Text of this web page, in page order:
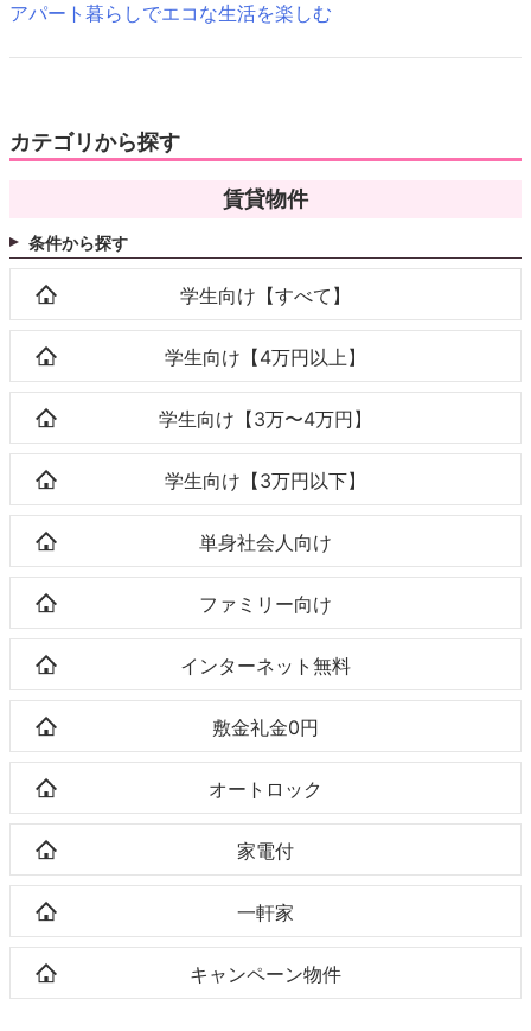
アパート暮らしでエコな生活を楽しむ
カテゴリから探す
賃貸物件
条件から探す
学生向け【すべて】
学生向け【4万円以上】
学生向け【3万〜4万円】
学生向け【3万円以下】
単身社会人向け
ファミリー向け
インターネット無料
敷金礼金0円
オートロック
家電付
一軒家
キャンペーン物件